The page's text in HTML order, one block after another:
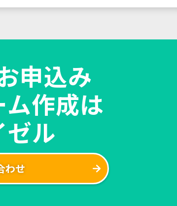
申込み
作成は
ゼル
わせ